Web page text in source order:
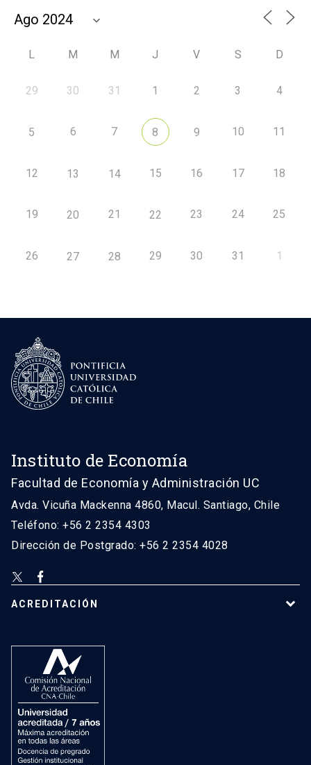
L M M J V S D
29 30 31 1 2 3 4
5 6 7 8 9 10 11
12 13 14 15 16 17 18
19 20 21 22 23 24 25
26 27 28 29 30 31 1
Instituto de Economía
Facultad de Economía y Administración UC
Avda. Vicuña Mackenna 4860, Macul. Santiago, Chile
Teléfono: +56 2 2354 4303
Dirección de Postgrado: +56 2 2354 4028
ACREDITACIÓN